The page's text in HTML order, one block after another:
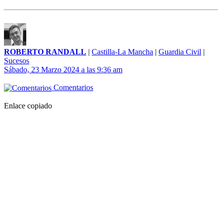
ROBERTO RANDALL | Castilla-La Mancha | Guardia Civil |
Sucesos
Sábado, 23 Marzo 2024 a las 9:36 am
Comentarios
Enlace copiado